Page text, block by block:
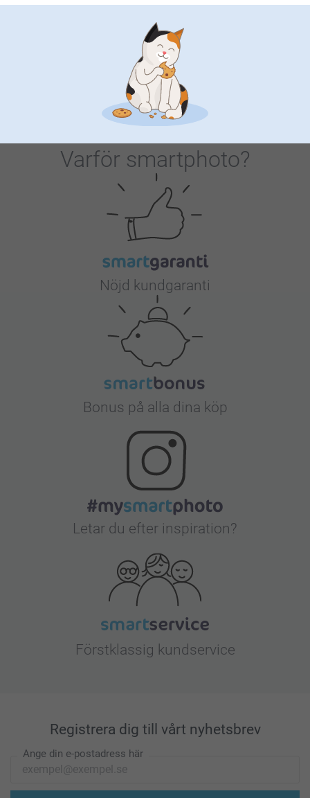
Snöglob Saltkvarn & Pepparkvarn
Från
(1 omdömen)
Varför smartphoto?
Nöjd kundgaranti
Bonus på alla dina köp
Letar du efter inspiration?
Förstklassig kundservice
Registrera dig till vårt nyhetsbrev
Ange din e-postadress här